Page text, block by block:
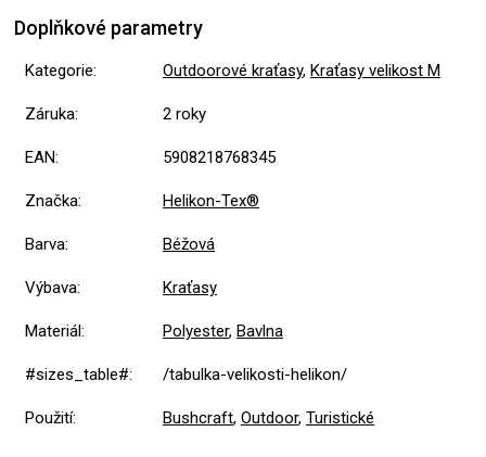
Doplňkové parametry
Kategorie: Outdoorové kraťasy, Kraťasy velikost M
Záruka: 2 roky
EAN: 5908218768345
Značka: Helikon-Tex®
Barva: Béžová
Výbava: Kraťasy
Materiál: Polyester, Bavlna
#sizes_table#: /tabulka-velikosti-helikon/
Použití: Bushcraft, Outdoor, Turistické